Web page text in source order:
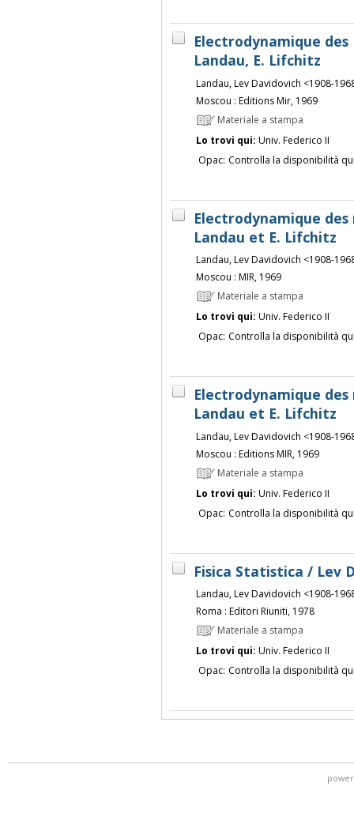
Electrodynamique
Landau, E. Lifchitz
Landau, Lev Davidovich <1908-
Moscou : Editions Mir, 1969
Materiale a stampa
Lo trovi qui: Univ. Federico II
Opac: Controlla la disponibilità
Electrodynamique
Landau et E. Lifchitz
Landau, Lev Davidovich <1908-
Moscou : MIR, 1969
Materiale a stampa
Lo trovi qui: Univ. Federico II
Opac: Controlla la disponibilità
Electrodynamique
Landau et E. Lifchitz
Landau, Lev Davidovich <1908-
Moscou : Editions MIR, 1969
Materiale a stampa
Lo trovi qui: Univ. Federico II
Opac: Controlla la disponibilità
Fisica Statistica / Lev
Landau, Lev Davidovich <1908-
Roma : Editori Riuniti, 1978
Materiale a stampa
Lo trovi qui: Univ. Federico II
Opac: Controlla la disponibilità